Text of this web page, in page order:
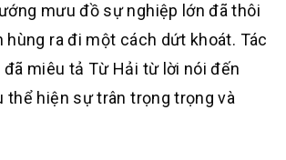
mưu đồ sự nghiệp lớn đã thôi
hùng ra đi một cách dứt khoát. Tác
đã miêu tả Từ Hải từ lời nói đến
thể hiện sự trân trọng trọng và